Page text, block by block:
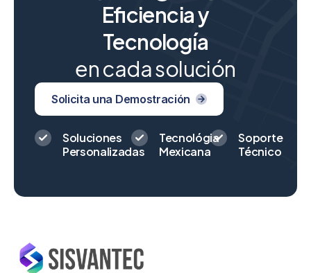
Eficiencia y
Tecnología
en cada solución
Solicita una Demostración
Soluciones
Personalizadas
Tecnológia
Mexicana
Soporte
Técnico